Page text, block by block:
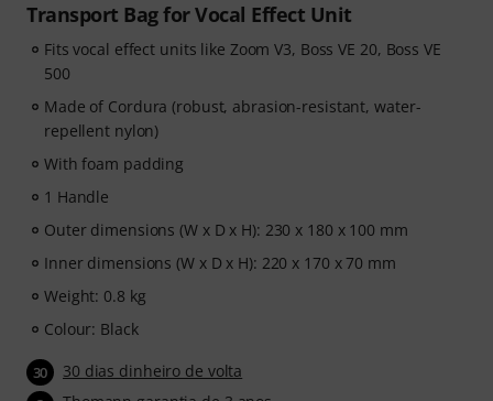
Transport Bag for Vocal Effect Unit
Fits vocal effect units like Zoom V3, Boss VE 20, Boss VE
500
Made of Cordura (robust, abrasion-resistant, water-
repellent nylon)
With foam padding
1 Handle
Outer dimensions (W x D x H): 230 x 180 x 100 mm
Inner dimensions (W x D x H): 220 x 170 x 70 mm
Weight: 0.8 kg
Colour: Black
30 30 dias dinheiro de volta